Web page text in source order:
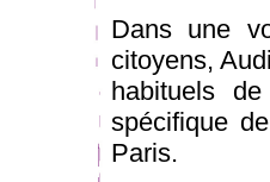
Dans une
citoyens,
habituels de
spécifique
Paris.